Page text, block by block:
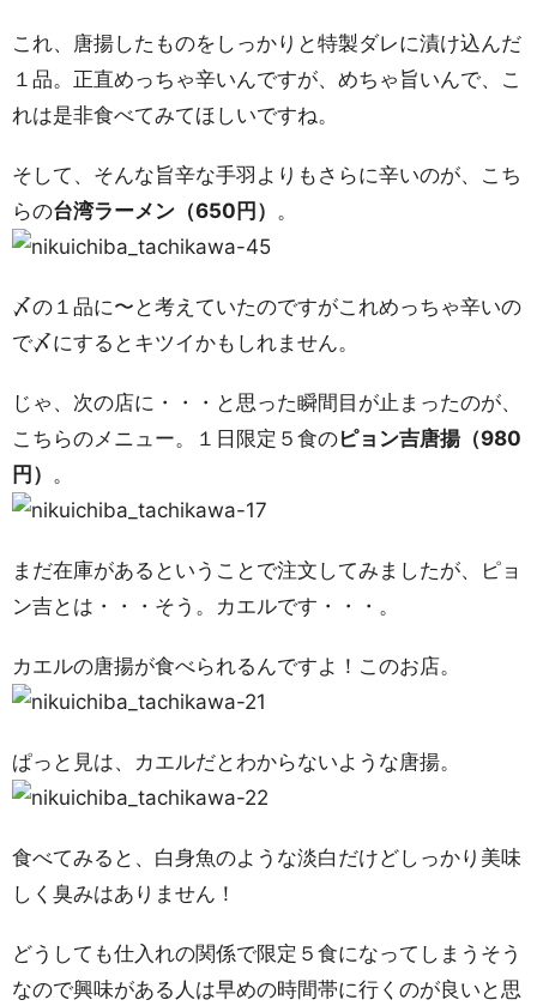
これ、唐揚したものをしっかりと特製ダレに漬け込んだ
１品。正直めっちゃ辛いんですが、めちゃ旨いんで、こ
れは是非食べてみてほしいですね。
そして、そんな旨辛な手羽よりもさらに辛いのが、こち
らの台湾ラーメン（650円） 。
〆の１品に〜と考えていたのですがこれめっちゃ辛いの
で〆にするとキツイかもしれません。
じゃ、次の店に・・・と思った瞬間目が止まったのが、
こちらのメニュー。１日限定５食のピョン吉唐揚（980
円） 。
まだ在庫があるということで注文してみましたが、ピョ
ン吉とは・・・そう。カエルです・・・。
カエルの唐揚が食べられるんですよ！このお店。
ぱっと見は、カエルだとわからないような唐揚。
食べてみると、白身魚のような淡白だけどしっかり美味
しく臭みはありません！
どうしても仕入れの関係で限定５食になってしまうそう
なので興味がある人は早めの時間帯に行くのが良いと思